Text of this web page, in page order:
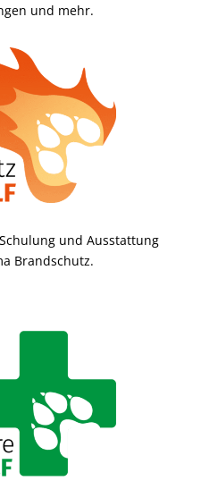
und mehr.
und Ausstattung
Brandschutz.